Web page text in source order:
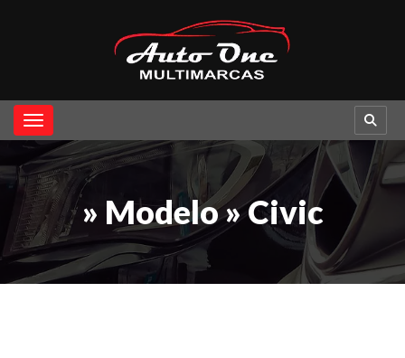
Toggle navigation
» Modelo » Civic